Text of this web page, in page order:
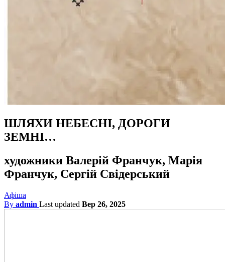
ШЛЯХИ НЕБЕСНІ, ДОРОГИ
ЗЕМНІ…
художники Валерій Франчук, Марія
Франчук, Сергій Свідерський
Афіша
By admin Last updated Вер 26, 2025